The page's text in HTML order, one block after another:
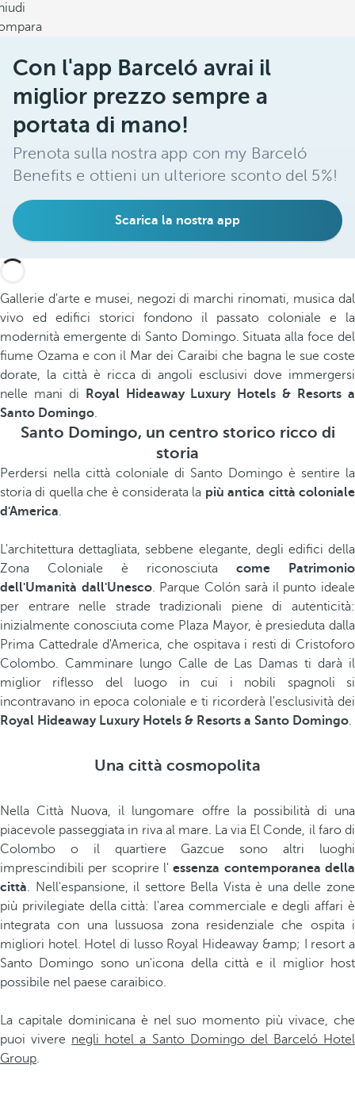
Con l'app Barceló avrai il
miglior prezzo sempre a
portata di mano!
Prenota sulla nostra app con my Barceló
Benefits e ottieni un ulteriore sconto del 5%!
Scarica la nostra app
Gallerie d'arte e musei, negozi di marchi rinomati, musica dal
vivo ed edifici storici fondono il passato coloniale e la
modernità emergente di Santo Domingo. Situata alla foce del
fiume Ozama e con il Mar dei Caraibi che bagna le sue coste
dorate, la città è ricca di angoli esclusivi dove immergersi
nelle mani di
Royal Hideaway Luxury Hotels & Resorts a
Santo Domingo.
Santo Domingo, un centro storico ricco di
storia
Perdersi nella città coloniale di Santo Domingo è sentire la
storia di quella che è considerata la più antica città coloniale
d'America.
L'architettura dettagliata, sebbene elegante, degli edifici della
Zona Coloniale è riconosciuta come Patrimonio
dell'Umanità dall'Unesco. Parque Colón sarà il punto ideale
per entrare nelle strade tradizionali piene di autenticità:
inizialmente conosciuta come Plaza Mayor, è presieduta dalla
Prima Cattedrale d'America, che ospitava i resti di Cristoforo
Colombo. Camminare lungo Calle de Las Damas ti darà il
miglior riflesso del luogo in cui i nobili spagnoli si
incontravano in epoca coloniale e ti ricorderà l'esclusività dei
Royal Hideaway Luxury Hotels & Resorts a Santo Domingo.
Una città cosmopolita
Nella Città Nuova, il lungomare offre la possibilità di una
piacevole passeggiata in riva al mare. La via El Conde, il faro di
Colombo o il quartiere Gazcue sono altri luoghi
imprescindibili per scoprire l'essenza contemporanea della
città. Nell'espansione, il settore Bella Vista è una delle zone
più privilegiate della città: l'area commerciale e degli affari è
integrata con una lussuosa zona residenziale che ospita i
migliori hotel. Hotel di lusso Royal Hideaway &amp; I resort a
Santo Domingo sono un'icona della città e il miglior host
possibile nel paese caraibico.
La capitale dominicana è nel suo momento più vivace, che
puoi vivere negli hotel a Santo Domingo del Barceló Hotel
Group.